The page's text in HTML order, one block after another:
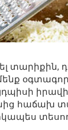
տարիքին,
հաճախ